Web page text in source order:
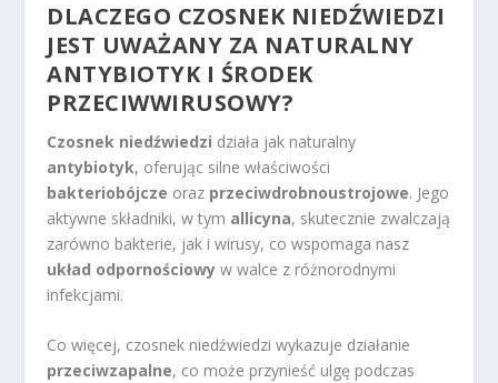
DLACZEGO CZOSNEK NIEDŹWIEDZI
JEST UWAŻANY ZA NATURALNY
ANTYBIOTYK I ŚRODEK
PRZECIWWIRUSOWY?
Czosnek niedźwiedzi działa jak naturalny
antybiotyk, oferując silne właściwości
bakteriobójcze oraz przeciwdrobnoustrojowe. Jego
aktywne składniki, w tym allicyna, skutecznie zwalczają
zarówno bakterie, jak i wirusy, co wspomaga nasz
układ odpornościowy w walce z różnorodnymi
infekcjami.
Co więcej, czosnek niedźwiedzi wykazuje działanie
przeciwzapalne, co może przynieść ulgę podczas